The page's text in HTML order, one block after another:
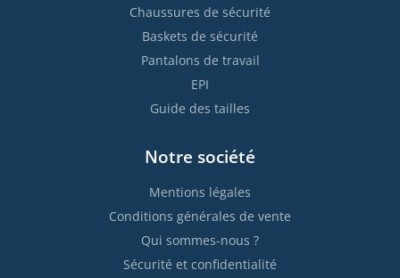
Chaussures de sécurité
Baskets de sécurité
Pantalons de travail
EPI
Guide des tailles
Notre société
Mentions légales
Conditions générales de vente
Qui sommes-nous ?
Sécurité et confidentialité